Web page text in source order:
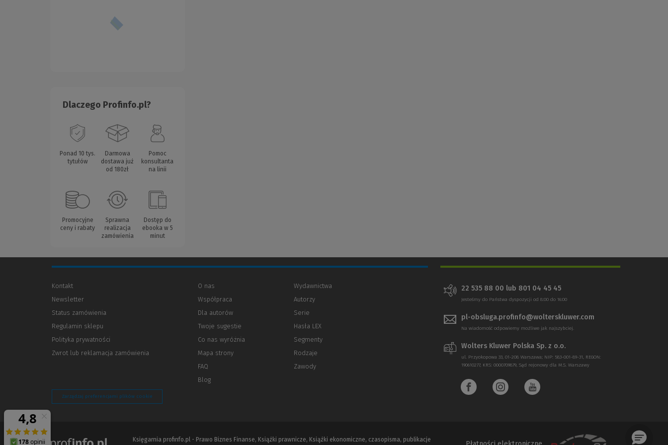
Dlaczego Profinfo.pl?
Ponad 10 tys.
tytułów
Darmowa
dostawa już
od 180zł
Pomoc
konsultanta
na linii
Promocyjne
ceny i rabaty
Sprawna
realizacja
zamówienia
Dostęp do
ebooka w 5
minut
Kontakt
Newsletter
Status zamówienia
Regulamin sklepu
Polityka prywatności
innej
Zwrot lub reklamacja zamówienia
O nas
Współpraca
Dla autorów
innej
strony)
Twoje sugestie
Co nas wyróżnia
Mapa strony
FAQ
Blog
Wydawnictwa
Autorzy
Serie
Hasła LEX
Segmenty
Rodzaje
Zawody
Zarządzaj preferencjami plików cookie
22 535 88 00 lub 801 04 45 45
Jesteśmy do Państwa dyspozycji od 8:00 do 16:00
pl-obsluga.profinfo@wolterskluwer.com
Na wiadomość odpowiemy możliwe jak najszybciej.
Wolters Kluwer Polska Sp. z o.o.
ul. Przyokopowa 33, 01-208 Warszawa; NIP: 583-001-89-31, REGON:
190610277, KRS: 0000709879, Sąd rejonowy dla M.S. Warszawy
Księgarnia profinfo.pl - Prawo Biznes Finanse, Książki prawnicze, Książki ekonomiczne, czasopisma, publikacje